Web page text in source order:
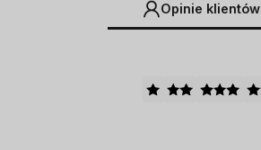
Opinie klientów